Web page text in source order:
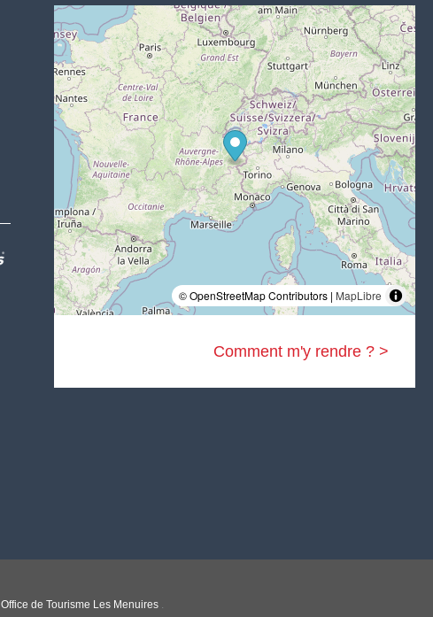
© OpenStreetMap Contributors | MapLibre
Comment m'y rendre ? >
Office de Tourisme Les Menuires.